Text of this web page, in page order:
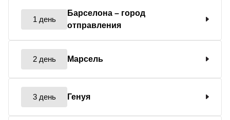
1 день
Барселона – город
отправления
2 день Марсель
3 день Генуя